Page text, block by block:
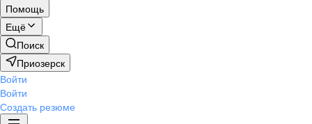
Помощь
Ещё
Поиск
Приозерск
Войти
Войти
Создать резюме